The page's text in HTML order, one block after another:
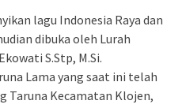
lagu Indonesia Raya dan
dibuka oleh Lurah
S.Stp, M.Si.
Lama yang saat ini telah
Taruna Kecamatan Klojen,